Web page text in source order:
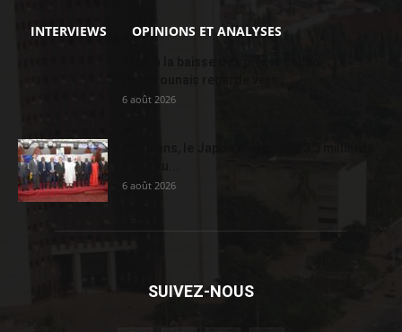
INTERVIEWS OPINIONS ET ANALYSES
6 août 2026
6 août 2026
SUIVEZ-NOUS